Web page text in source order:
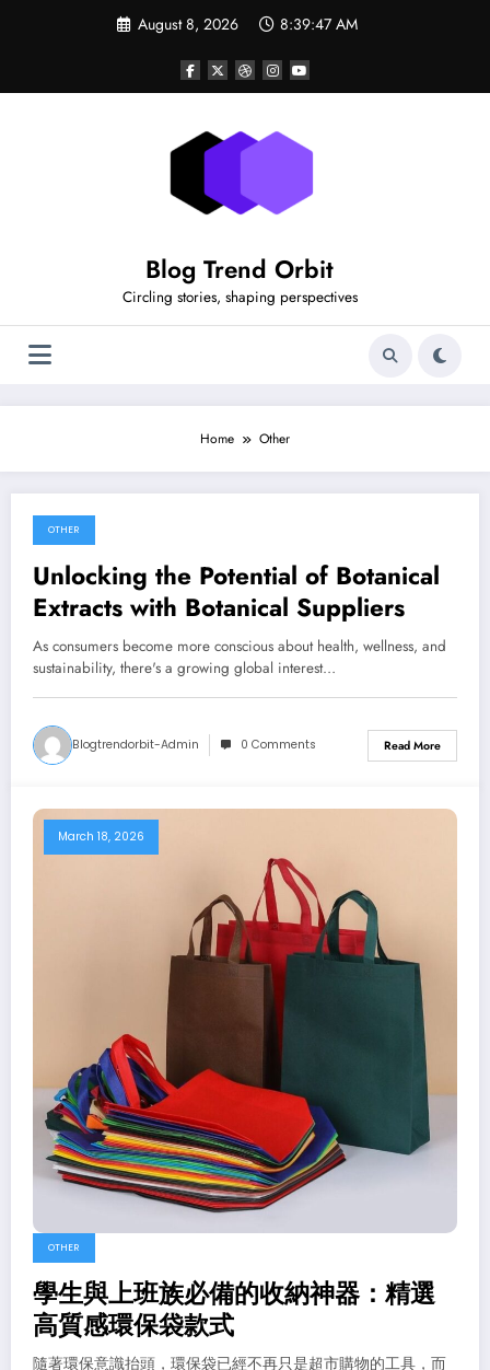
August 8, 2026 8:39:47 AM
Blog Trend Orbit
Circling stories, shaping perspectives
Home Other
April 29, 2026
OTHER
Unlocking the Potential of Botanical
Extracts with Botanical Suppliers
As consumers become more conscious about health, wellness, and
sustainability, there's a growing global interest…
Blogtrendorbit-Admin 0 Comments Read More
March 18, 2026
OTHER
學生與上班族必備的收納神器：精選
高質感環保袋款式
隨著環保意識抬頭，環保袋已經不再只是超市購物的工具，而